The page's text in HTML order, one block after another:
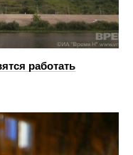
работать